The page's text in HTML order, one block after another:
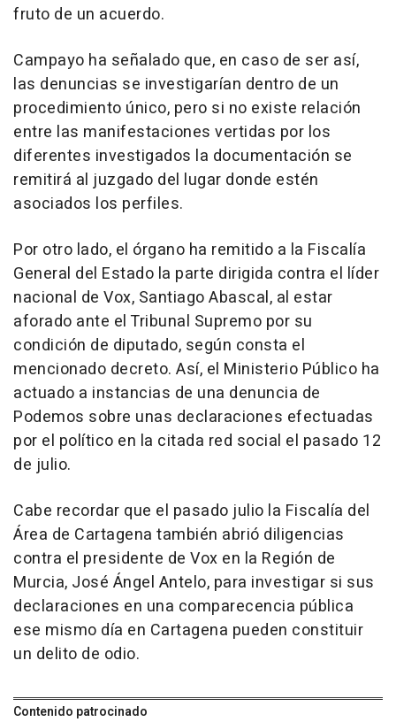
fruto de un acuerdo.
Campayo ha señalado que, en caso de ser así,
las denuncias se investigarían dentro de un
procedimiento único, pero si no existe relación
entre las manifestaciones vertidas por los
diferentes investigados la documentación se
remitirá al juzgado del lugar donde estén
asociados los perfiles.
Por otro lado, el órgano ha remitido a la Fiscalía
General del Estado la parte dirigida contra el líder
nacional de Vox, Santiago Abascal, al estar
aforado ante el Tribunal Supremo por su
condición de diputado, según consta el
mencionado decreto. Así, el Ministerio Público ha
actuado a instancias de una denuncia de
Podemos sobre unas declaraciones efectuadas
por el político en la citada red social el pasado 12
de julio.
Cabe recordar que el pasado julio la Fiscalía del
Área de Cartagena también abrió diligencias
contra el presidente de Vox en la Región de
Murcia, José Ángel Antelo, para investigar si sus
declaraciones en una comparecencia pública
ese mismo día en Cartagena pueden constituir
un delito de odio.
Contenido patrocinado